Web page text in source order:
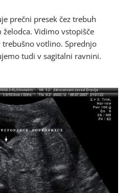
prečni presek čez trebuh
Vidimo vstopišče
votlino. Sprednjo
tudi v sagitalni ravnini.